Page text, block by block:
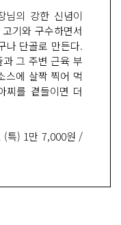
님의 강한 신념이
기와 구수하면서
나 단골로 만든다.
그 주변 근육 부
스에 살짝 찍어 먹
찌를 곁들이면 더
(특) 1만 7,000원 /